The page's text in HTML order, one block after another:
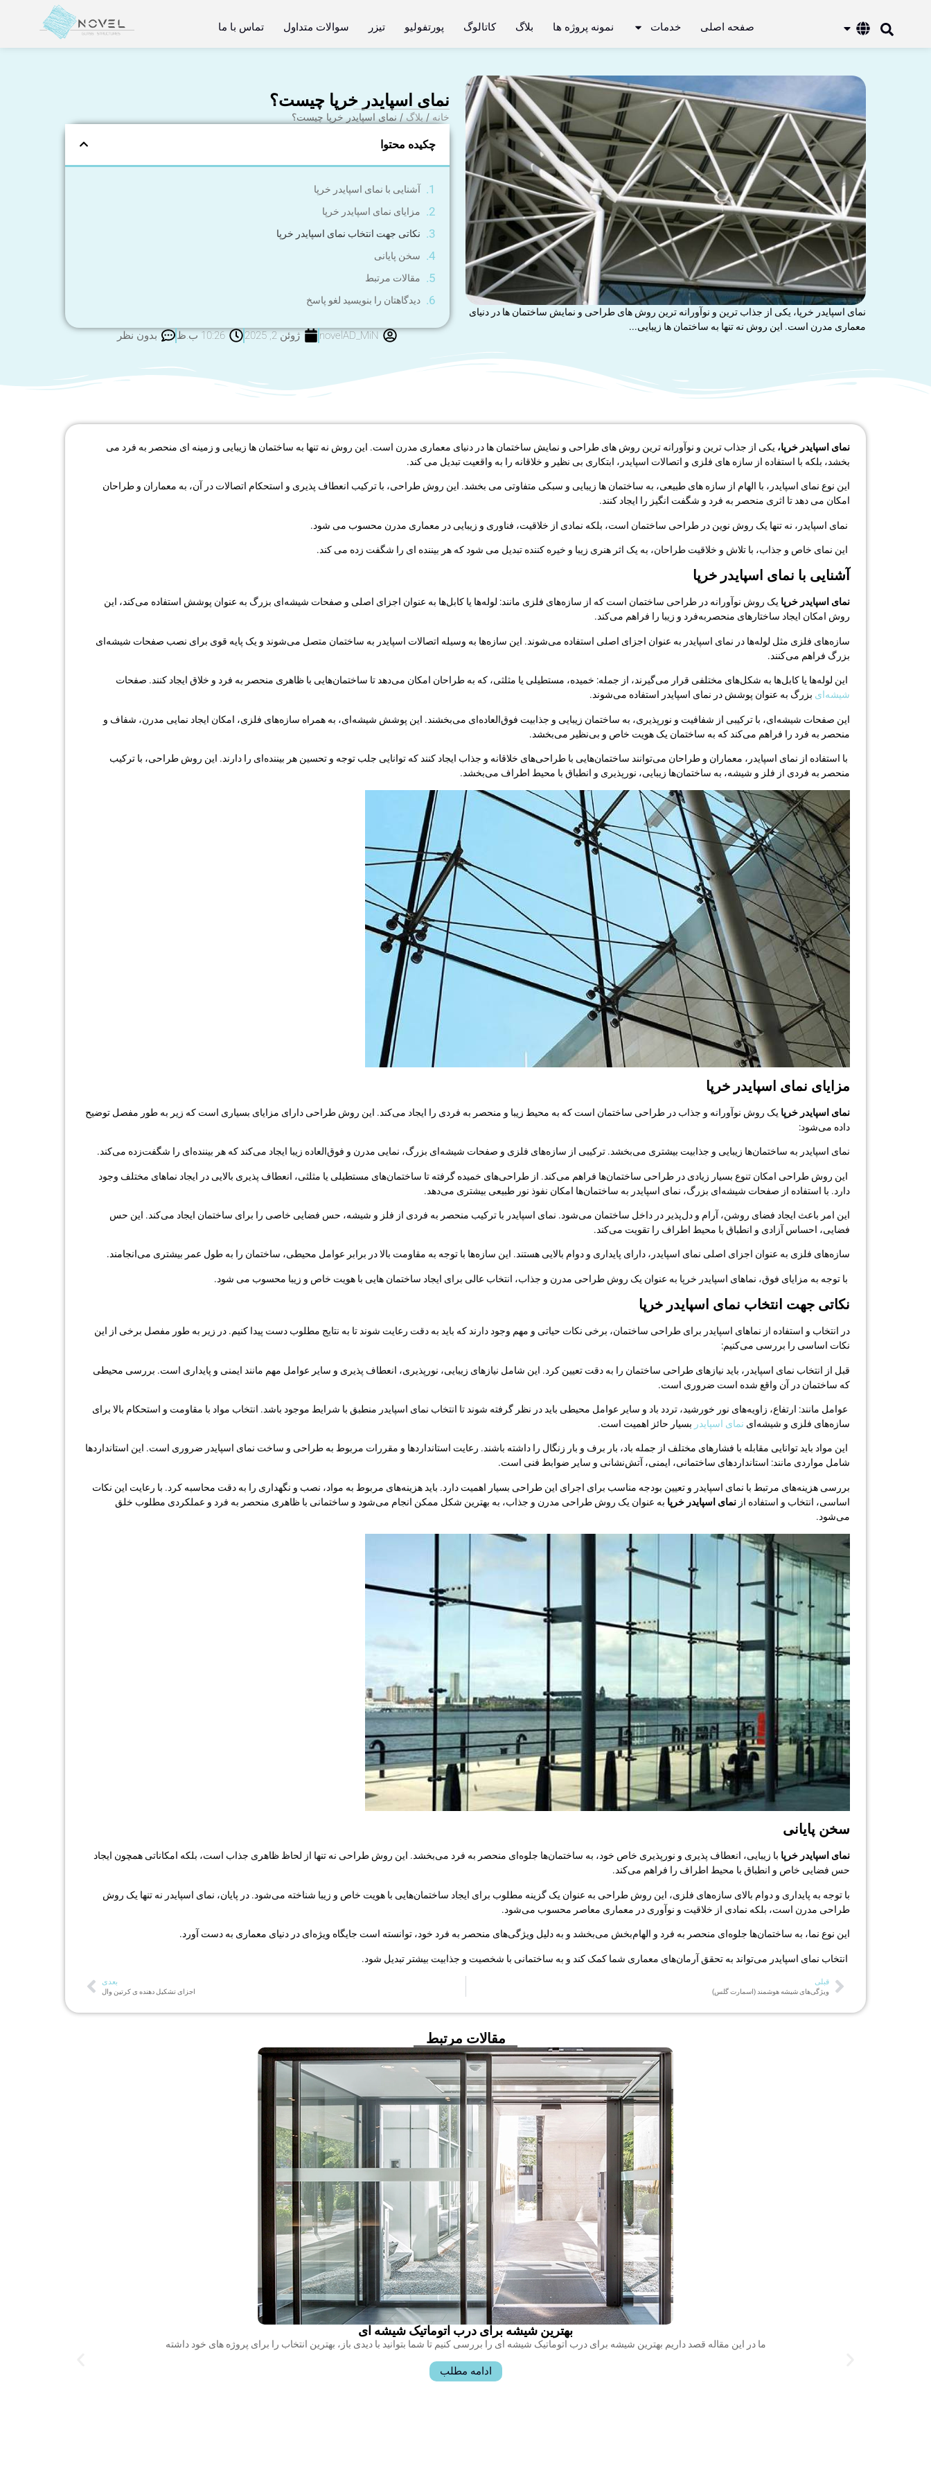
صفحه اصلی خدمات نمونه پروژه ها بلاگ کاتالوگ پورتفولیو تیزر سوالات متداول تماس با ما
نمای اسپایدر خرپا، یکی از جذاب ترین و نوآورانه ‌ترین روش ‌های طراحی و نمایش ساختمان ‌ها در دنیای
معماری مدرن است. این روش نه تنها به ساختمان‌ ها زیبایی...
نمای اسپایدر خرپا چیست؟
خانه / بلاگ / نمای اسپایدر خرپا چیست؟
چکیده محتوا
آشنایی با نمای اسپایدر خرپا
مزایای نمای اسپایدر خرپا
نکاتی جهت انتخاب نمای اسپایدر خرپا
سخن پایانی
مقالات مرتبط
دیدگاهتان را بنویسید لغو پاسخ
novelAD_MiN ژوئن 2, 2025 10:26 ب.ظ بدون نظر
نمای اسپایدر خرپا، یکی از جذاب ترین و نوآورانه ‌ترین روش ‌های طراحی و نمایش ساختمان ‌ها در دنیای معماری مدرن است. این روش نه تنها به ساختمان‌ ها زیبایی و زمینه‌ ای منحصر به فرد می
‌بخشد، بلکه با استفاده از سازه‌ های فلزی و اتصالات اسپایدر، ابتکاری بی‌ نظیر و خلاقانه را به واقعیت تبدیل می ‌کند.
این نوع نمای اسپایدر، با الهام از سازه‌ های طبیعی، به ساختمان ‌ها زیبایی و سبکی متفاوتی می ‌بخشد. این روش طراحی، با ترکیب انعطاف ‌پذیری و استحکام اتصالات در آن، به معماران و طراحان
امکان می ‌دهد تا اثری منحصر به فرد و شگفت ‌انگیز را ایجاد کنند.
نمای اسپایدر، نه تنها یک روش نوین در طراحی ساختمان است، بلکه نمادی از خلاقیت، فناوری و زیبایی در معماری مدرن محسوب می ‌شود.
این نمای خاص و جذاب، با تلاش و خلاقیت طراحان، به یک اثر هنری زیبا و خیره کننده تبدیل می ‌شود که هر بیننده ای را شگفت ‌زده می ‌کند.
آشنایی با نمای اسپایدر خرپا
نمای اسپایدر خرپا یک روش نوآورانه در طراحی ساختمان است که از سازه‌های فلزی مانند: لوله‌ها یا کابل‌ها به عنوان اجزای اصلی و صفحات شیشه‌ای بزرگ به عنوان پوشش استفاده می‌کند، این
روش امکان ایجاد ساختارهای منحصربه‌فرد و زیبا را فراهم می‌کند.
سازه‌های فلزی مثل لوله‌ها در نمای اسپایدر به عنوان اجزای اصلی استفاده می‌شوند. این سازه‌ها به وسیله اتصالات اسپایدر به ساختمان متصل می‌شوند و یک پایه قوی برای نصب صفحات شیشه‌ای
بزرگ فراهم می‌کنند.
این لوله‌ها یا کابل‌ها به شکل‌های مختلفی قرار می‌گیرند، از جمله: خمیده، مستطیلی یا مثلثی، که به طراحان امکان می‌دهد تا ساختمان‌هایی با ظاهری منحصر به فرد و خلاق ایجاد کنند. صفحات
شیشه‌ای بزرگ به عنوان پوشش در نمای اسپایدر استفاده می‌شوند.
این صفحات شیشه‌ای، با ترکیبی از شفافیت و نورپذیری، به ساختمان زیبایی و جذابیت فوق‌العاده‌ای می‌بخشند. این پوشش شیشه‌ای، به همراه سازه‌های فلزی، امکان ایجاد نمایی مدرن، شفاف و
منحصر به فرد را فراهم می‌کند که به ساختمان یک هویت خاص و بی‌نظیر می‌بخشد.
با استفاده از نمای اسپایدر، معماران و طراحان می‌توانند ساختمان‌هایی با طراحی‌های خلاقانه و جذاب ایجاد کنند که توانایی جلب توجه و تحسین هر بیننده‌ای را دارند. این روش طراحی، با ترکیب
منحصر به فردی از فلز و شیشه، به ساختمان‌ها زیبایی، نورپذیری و انطباق با محیط اطراف می‌بخشد.
مزایای نمای اسپایدر خرپا
نمای اسپایدر خرپا یک روش نوآورانه و جذاب در طراحی ساختمان است که به محیط زیبا و منحصر به فردی را ایجاد می‌کند. این روش طراحی دارای مزایای بسیاری است که زیر به طور مفصل توضیح
داده می‌شود:
نمای اسپایدر به ساختمان‌ها زیبایی و جذابیت بیشتری می‌بخشد. ترکیبی از سازه‌های فلزی و صفحات شیشه‌ای بزرگ، نمایی مدرن و فوق‌العاده زیبا ایجاد می‌کند که هر بیننده‌ای را شگفت‌زده می‌کند.
این روش طراحی امکان تنوع بسیار زیادی در طراحی ساختمان‌ها فراهم می‌کند. از طراحی‌های خمیده گرفته تا ساختمان‌های مستطیلی یا مثلثی، انعطاف پذیری بالایی در ایجاد نماهای مختلف وجود
دارد. با استفاده از صفحات شیشه‌ای بزرگ، نمای اسپایدر به ساختمان‌ها امکان نفوذ نور طبیعی بیشتری می‌دهد.
این امر باعث ایجاد فضای روشن، آرام و دل‌پذیر در داخل ساختمان می‌شود. نمای اسپایدر با ترکیب منحصر به فردی از فلز و شیشه، حس فضایی خاصی را برای ساختمان ایجاد می‌کند. این حس
فضایی، احساس آزادی و انطباق با محیط اطراف را تقویت می‌کند.
سازه‌های فلزی به عنوان اجزای اصلی نمای اسپایدر، دارای پایداری و دوام بالایی هستند. این سازه‌ها با توجه به مقاومت بالا در برابر عوامل محیطی، ساختمان را به طول عمر بیشتری می‌انجامند.
با توجه به مزایای فوق، نماهای اسپایدر خرپا به عنوان یک روش طراحی مدرن و جذاب، انتخاب عالی برای ایجاد ساختمان‌ هایی با هویت خاص و زیبا محسوب می ‌شود.
نکاتی جهت انتخاب نمای اسپایدر خرپا
در انتخاب و استفاده از نماهای اسپایدر برای طراحی ساختمان، برخی نکات حیاتی و مهم وجود دارند که باید به دقت رعایت شوند تا به نتایج مطلوب دست پیدا کنیم. در زیر به طور مفصل برخی از این
نکات اساسی را بررسی می‌کنیم:
قبل از انتخاب نمای اسپایدر، باید نیازهای طراحی ساختمان را به دقت تعیین کرد. این شامل نیازهای زیبایی، نورپذیری، انعطاف پذیری و سایر عوامل مهم مانند ایمنی و پایداری است. بررسی محیطی
که ساختمان در آن واقع شده است ضروری است.
عوامل مانند: ارتفاع، زاویه‌های نور خورشید، تردد باد و سایر عوامل محیطی باید در نظر گرفته شوند تا انتخاب نمای اسپایدر منطبق با شرایط موجود باشد. انتخاب مواد با مقاومت و استحکام بالا برای
سازه‌های فلزی و شیشه‌ای نمای اسپایدر بسیار حائز اهمیت است.
این مواد باید توانایی مقابله با فشارهای مختلف از جمله باد، بار برف و بار زنگال را داشته باشند. رعایت استانداردها و مقررات مربوط به طراحی و ساخت نمای اسپایدر ضروری است. این استانداردها
شامل مواردی مانند: استانداردهای ساختمانی، ایمنی، آتش‌نشانی و سایر ضوابط فنی است.
بررسی هزینه‌های مرتبط با نمای اسپایدر و تعیین بودجه مناسب برای اجرای این طراحی بسیار اهمیت دارد. باید هزینه‌های مربوط به مواد، نصب و نگهداری را به دقت محاسبه کرد. با رعایت این نکات
اساسی، انتخاب و استفاده ازنمای اسپایدر خرپا به عنوان یک روش طراحی مدرن و جذاب، به بهترین شکل ممکن انجام می‌شود و ساختمانی با ظاهری منحصر به فرد و عملکردی مطلوب خلق
می‌شود.
سخن پایانی
نمای اسپایدر خرپا با زیبایی، انعطاف پذیری و نورپذیری خاص خود، به ساختمان‌ها جلوه‌ای منحصر به فرد می‌بخشد. این روش طراحی نه تنها از لحاظ ظاهری جذاب است، بلکه امکاناتی همچون ایجاد
حس فضایی خاص و انطباق با محیط اطراف را فراهم می‌کند.
با توجه به پایداری و دوام بالای سازه‌های فلزی، این روش طراحی به عنوان یک گزینه مطلوب برای ایجاد ساختمان‌هایی با هویت خاص و زیبا شناخته می‌شود. در پایان، نمای اسپایدر نه تنها یک روش
طراحی مدرن است، بلکه نمادی از خلاقیت و نوآوری در معماری معاصر محسوب می‌شود.
این نوع نما، به ساختمان‌ها جلوه‌ای منحصر به فرد و الهام‌بخش می‌بخشد و به دلیل ویژگی‌های منحصر به فرد خود، توانسته است جایگاه ویژه‌ای در دنیای معماری به دست آورد.
انتخاب نمای اسپایدر می‌تواند به تحقق آرمان‌های معماری شما کمک کند و به ساختمانی با شخصیت و جذابیت بیشتر تبدیل شود.
قبلی
ویژگی‌های شیشه هوشمند (اسمارت گلس)
بعدی
اجزای تشکیل دهنده ی کرتین وال
مقالات مرتبط
بهترین شیشه برای درب اتوماتیک شیشه ای
ما در این مقاله قصد داریم بهترین شیشه برای درب اتوماتیک شیشه ای را بررسی کنیم تا شما بتوانید با دیدی باز، بهترین انتخاب را برای پروژه های خود داشته
ادامه مطلب